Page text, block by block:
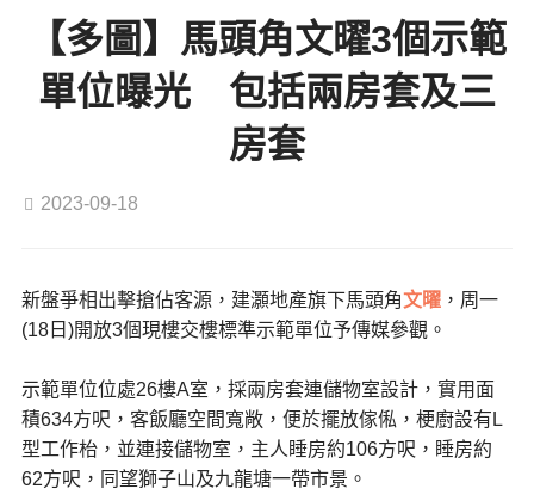
【多圖】馬頭角文曜3個示範
單位曝光 包括兩房套及三
房套
2023-09-18
新盤爭相出擊搶佔客源，建灝地產旗下馬頭角文曜，周一
(18日)開放3個現樓交樓標準示範單位予傳媒參觀。
示範單位位處26樓A室，採兩房套連儲物室設計，實用面
積634方呎，客飯廳空間寬敞，便於擺放傢俬，梗廚設有L
型工作枱，並連接儲物室，主人睡房約106方呎，睡房約
62方呎，同望獅子山及九龍塘一帶市景。